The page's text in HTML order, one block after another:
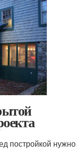
постройкой нужно